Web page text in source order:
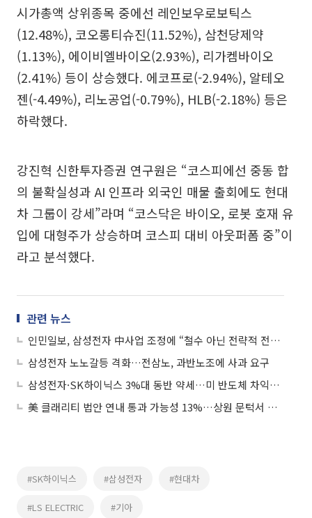
시가총액 상위종목 중에선 레인보우로보틱스
(12.48%), 코오롱티슈진(11.52%), 삼천당제약
(1.13%), 에이비엘바이오(2.93%), 리가켐바이오
(2.41%) 등이 상승했다. 에코프로(-2.94%), 알테오
젠(-4.49%), 리노공업(-0.79%), HLB(-2.18%) 등은
하락했다.
강진혁 신한투자증권 연구원은 “코스피에선 중동 합
의 불확실성과 AI 인프라 외국인 매물 출회에도 현대
차 그룹이 강세”라며 “코스닥은 바이오, 로봇 호재 유
입에 대형주가 상승하며 코스피 대비 아웃퍼폼 중”이
라고 분석했다.
관련 뉴스
인민일보, 삼성전자 中사업 조정에 “철수 아닌 전략적 전환”
삼성전자 노노갈등 격화…전삼노, 과반노조에 사과 요구
삼성전자·SK하이닉스 3%대 동반 약세…미 반도체 차익실현·중동 리스크에 '휘청'
美 클래리티 법안 연내 통과 가능성 13%…상원 문턱서 제동
#SK하이닉스 #삼성전자 #현대차
#LS ELECTRIC #기아